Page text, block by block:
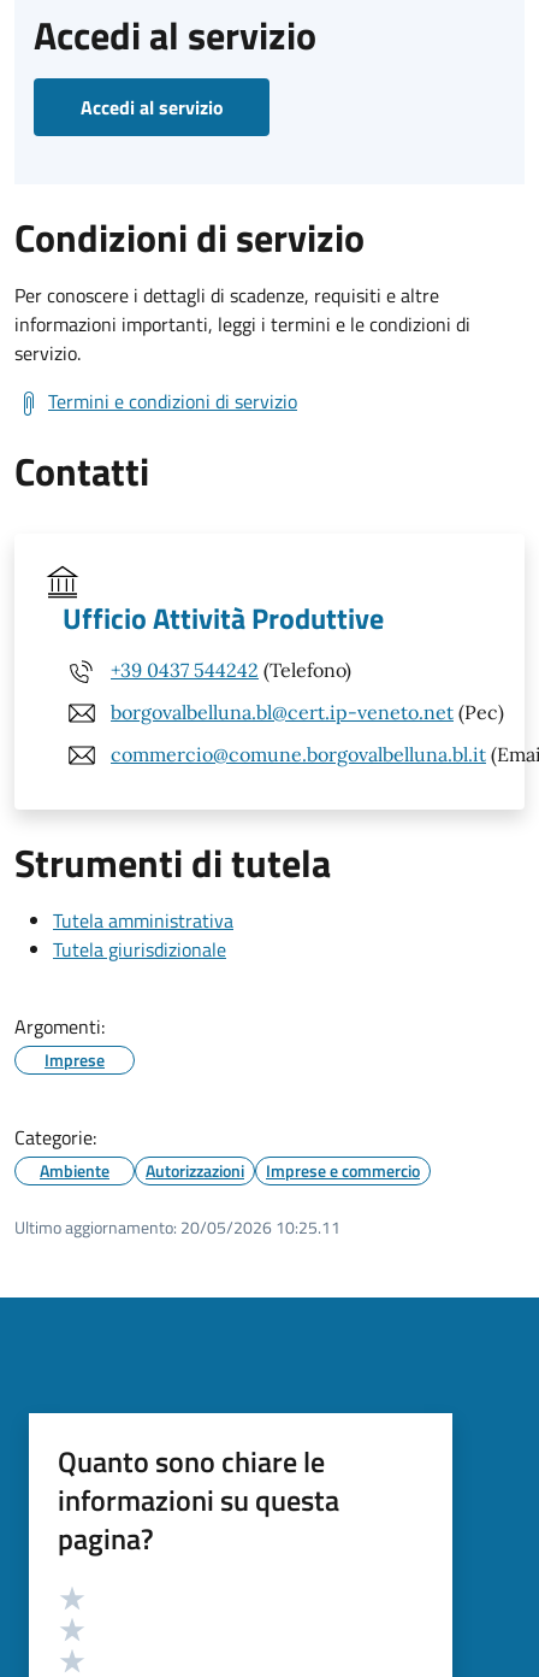
Accedi al servizio
Accedi al servizio
Condizioni di servizio
Per conoscere i dettagli di scadenze, requisiti e altre
informazioni importanti, leggi i termini e le condizioni di
servizio.
Termini e condizioni di servizio
Contatti
Ufficio Attività Produttive
+39 0437 544242 (Telefono)
borgovalbelluna.bl@cert.ip-veneto.net (Pec)
commercio@comune.borgovalbelluna.bl.it
Strumenti di tutela
Tutela amministrativa
Tutela giurisdizionale
Argomenti:
Imprese
Categorie:
Ambiente Autorizzazioni Imprese e commercio
Ultimo aggiornamento: 20/05/2026 10:25.11
Quanto sono chiare le
informazioni su questa
pagina?
Valutazione